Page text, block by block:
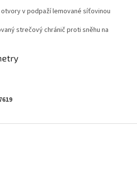
v podpaží lemované síťovinou
strečový chránič proti sněhu na